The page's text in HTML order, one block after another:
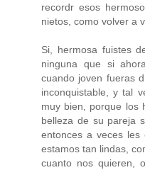
recordr esos
nietos, como volver a
Si, hermosa fuistes
ninguna que si
cuando joven fueras
inconquistable, y tal
muy bien, porque los
belleza de su pareja
entonces a veces
estamos tan lindas,
cuanto nos quieren,